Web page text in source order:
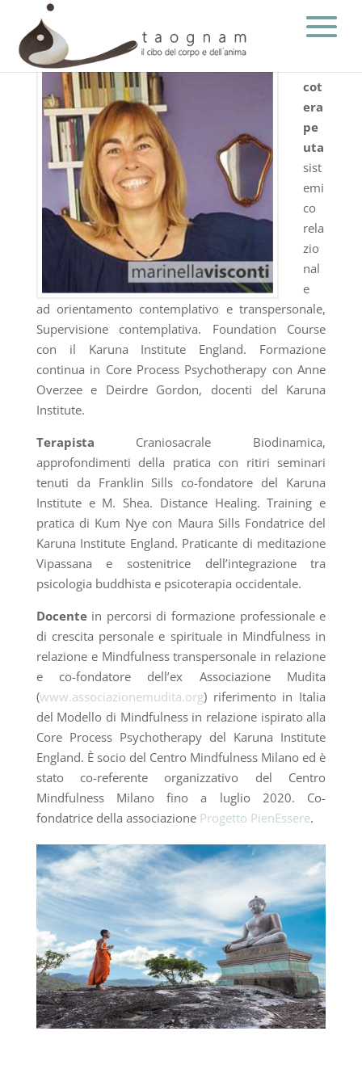
cot
era
pe
uta
sist
emi
co
rela
zio
nal
e
ad orientamento contemplativo e transpersonale,
Supervisione contemplativa. Foundation Course
con il Karuna Institute England. Formazione
continua in Core Process Psychotherapy con Anne
Overzee e Deirdre Gordon, docenti del Karuna
Institute.
Terapista Craniosacrale Biodinamica,
approfondimenti della pratica con ritiri seminari
tenuti da Franklin Sills co-fondatore del Karuna
Institute e M. Shea. Distance Healing. Training e
pratica di Kum Nye con Maura Sills Fondatrice del
Karuna Institute England. Praticante di meditazione
Vipassana e sostenitrice dell’integrazione tra
psicologia buddhista e psicoterapia occidentale.
Docentein percorsi di formazione professionale e
di crescita personale e spirituale in Mindfulness in
relazione e Mindfulness transpersonale in relazione
e co-fondatore dell’ex Associazione Mudita
(www.associazionemudita.org) riferimento in Italia
del Modello di Mindfulness in relazione ispirato alla
Core Process Psychotherapy del Karuna Institute
England. È socio del Centro Mindfulness Milano ed è
stato co-referente organizzativo del Centro
Mindfulness Milano fino a luglio 2020. Co-
fondatrice della associazione Progetto PienEssere.